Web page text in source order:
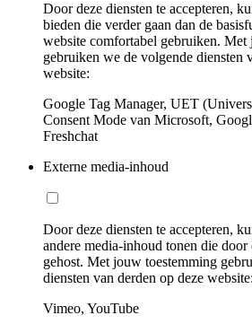
Door deze diensten te accepteren,
bieden die verder gaan dan de
website comfortabel gebruiken. Met
gebruiken we de volgende diensten
website:
Google Tag Manager, UET
Consent Mode van Microsoft,
Freshchat
Externe media-inhoud
Door deze diensten te accepteren,
andere media-inhoud tonen die
gehost. Met jouw toestemming
diensten van derden op deze website:
Vimeo, YouTube